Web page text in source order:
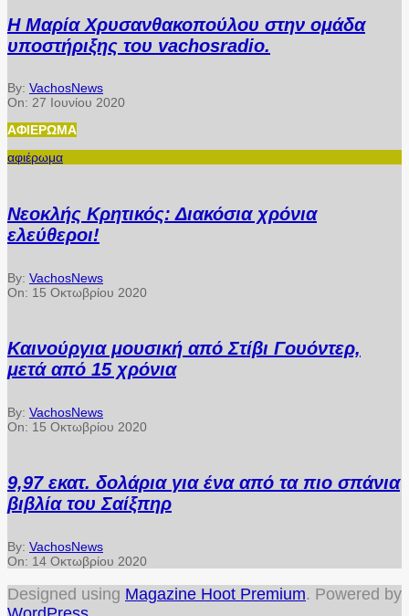
Η Μαρία Χρυσανθακοπούλου στην ομάδα
υποστήριξης του vachosradio.
By: VachosNews
On: 27 Ιουνίου 2020
ΑΦΙΈΡΩΜΑ
αφιέρωμα
Νεοκλής Κρητικός: Διακόσια χρόνια
ελεύθεροι!
By: VachosNews
On: 15 Οκτωβρίου 2020
Καινούργια μουσική από Στίβι Γουόντερ,
μετά από 15 χρόνια
By: VachosNews
On: 15 Οκτωβρίου 2020
9,97 εκατ. δολάρια για ένα από τα πιο σπάνια
βιβλία του Σαίξπηρ
By: VachosNews
On: 14 Οκτωβρίου 2020
Designed using Magazine Hoot Premium. Powered by